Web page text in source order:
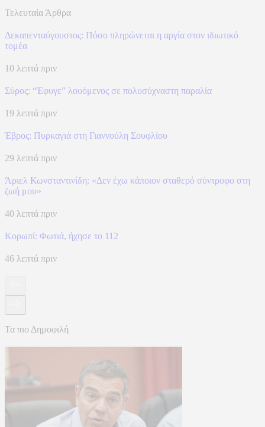
Τελευταία Άρθρα
Δεκαπενταύγουστος: Πόσο πληρώνεται η αργία στον ιδιωτικό
τομέα
10 λεπτά πριν
Σύρος: “Έφυγε” λουόμενος σε πολυσύχναστη παραλία
19 λεπτά πριν
Έβρος: Πυρκαγιά στη Γιαννούλη Σουφλίου
29 λεπτά πριν
Άριελ Κωνσταντινίδη: «Δεν έχω κάποιον σταθερό σύντροφο στη
ζωή μου»
40 λεπτά πριν
Κορωπί: Φωτιά, ήχησε το 112
46 λεπτά πριν
Τα πιο Δημοφιλή